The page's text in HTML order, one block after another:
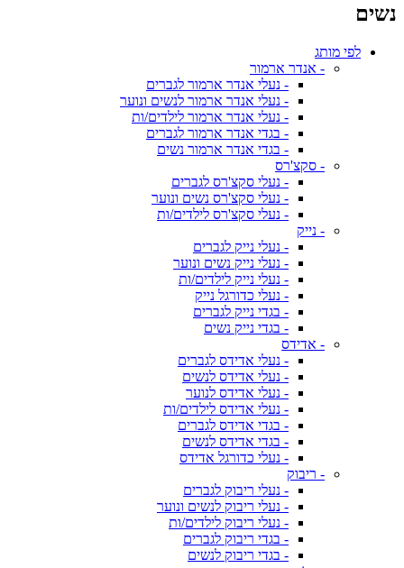
נשים
לפי מותג
- אנדר ארמור
- נעלי אנדר ארמור לגברים
- נעלי אנדר ארמור לנשים ונוער
- נעלי אנדר ארמור לילדים/ות
- בגדי אנדר ארמור לגברים
- בגדי אנדר ארמור נשים
- סקצ'רס
- נעלי סקצ'רס לגברים
- נעלי סקצ'רס נשים ונוער
- נעלי סקצ'רס לילדים/ות
- נייק
- נעלי נייק לגברים
- נעלי נייק נשים ונוער
- נעלי נייק לילדים/ות
- נעלי כדורגל נייק
- בגדי נייק לגברים
- בגדי נייק נשים
- אדידס
- נעלי אדידס לגברים
- נעלי אדידס לנשים
- נעלי אדידס לנוער
- נעלי אדידס לילדים/ות
- בגדי אדידס לגברים
- בגדי אדידס לנשים
- נעלי כדורגל אדידס
- ריבוק
- נעלי ריבוק לגברים
- נעלי ריבוק לנשים ונוער
- נעלי ריבוק לילדים/ות
- בגדי ריבוק לגברים
- בגדי ריבוק לנשים